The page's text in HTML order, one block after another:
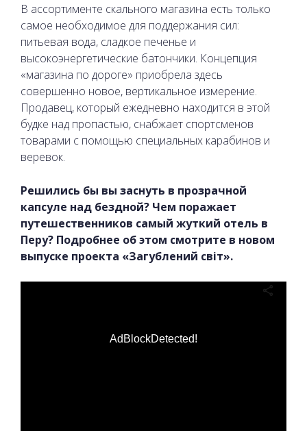
В ассортименте скального магазина есть только
самое необходимое для поддержания сил:
питьевая вода, сладкое печенье и
высокоэнергетические батончики. Концепция
«магазина по дороге» приобрела здесь
совершенно новое, вертикальное измерение.
Продавец, который ежедневно находится в этой
будке над пропастью, снабжает спортсменов
товарами с помощью специальных карабинов и
веревок.
Решились бы вы заснуть в прозрачной
капсуле над бездной? Чем поражает
путешественников самый жуткий отель в
Перу? Подробнее об этом смотрите в новом
выпуске проекта «Загублений світ».
AdBlockDetected!